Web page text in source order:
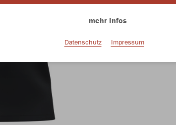
mehr Infos
Datenschutz Impressum